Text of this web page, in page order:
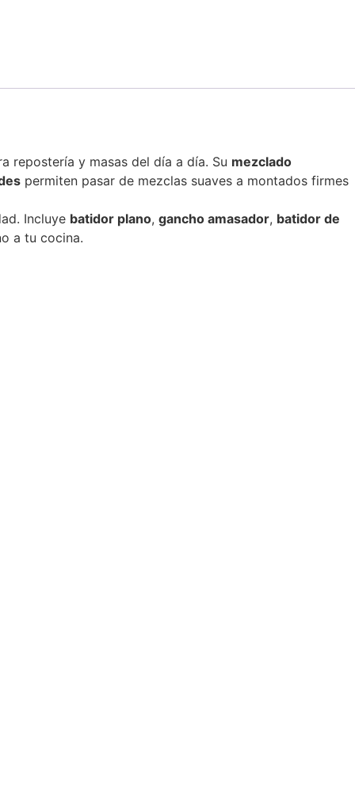
repostería y masas del día a día. Su mezclado
permiten pasar de mezclas suaves a montados firmes
Incluye batidor plano, gancho amasador, batidor de
a tu cocina.